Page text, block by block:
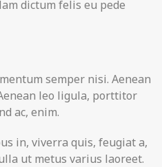
dictum felis eu pede
semper nisi. Aenean
leo ligula, porttitor
ac, enim.
in, viverra quis, feugiat a,
ut metus varius laoreet.